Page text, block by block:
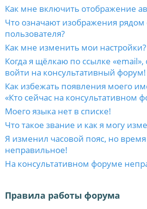
Как мне включить отображение
Что означают изображения
пользователя?
Как мне изменить мои настройки?
Когда я щёлкаю по ссылке
войти на консультативный форум!
Как избежать появления моего
«Кто сейчас на консультативном
Моего языка нет в списке!
Что такое звание и как я могу
Я изменил часовой пояс, но
неправильное!
На консультативном форуме
Правила работы форума